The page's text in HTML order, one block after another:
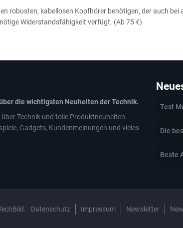
robusten, kabellosen Kopfhörer benötigen, der auch bei
Widerstandsfähigkeit verfügt. (Ab 75 €)
die wichtigsten Neuheiten der Technik.
Technik und tolle Produktneuheiten.
Gadgets, Kundenmeinungen und vieles
Test
Die
Beste
Datenschutz Impressum Newsletter